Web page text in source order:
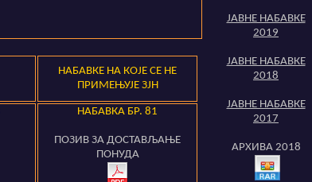
НАБАВКЕ НА КОЈЕ СЕ НЕ
ПРИМЕЊУЈЕ ЗЈН
НАБАВКА БР. 81
ПОЗИВ ЗА ДОСТАВЉАЊЕ
ПОНУДА
ЈАВНЕ НАБАВКЕ
2019
ЈАВНЕ НАБАВКЕ
2018
ЈАВНЕ НАБАВКЕ
2017
АРХИВА 2018